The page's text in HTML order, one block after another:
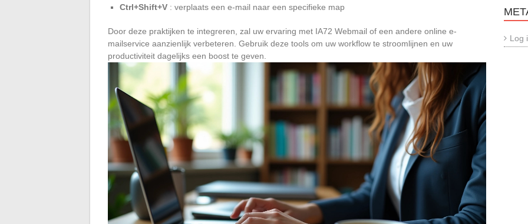
Ctrl+Shift+V : verplaats een e-mail naar een specifieke map
Door deze praktijken te integreren, zal uw ervaring met IA72 Webmail of een andere online e-
mailservice aanzienlijk verbeteren. Gebruik deze tools om uw workflow te stroomlijnen en uw
productiviteit dagelijks een boost te geven.
Log